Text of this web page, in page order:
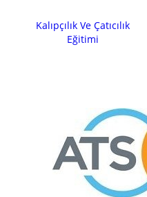
Kalıpçılık Ve Çatıcılık
Eğitimi